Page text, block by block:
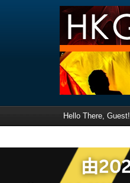
Hello There, Guest!